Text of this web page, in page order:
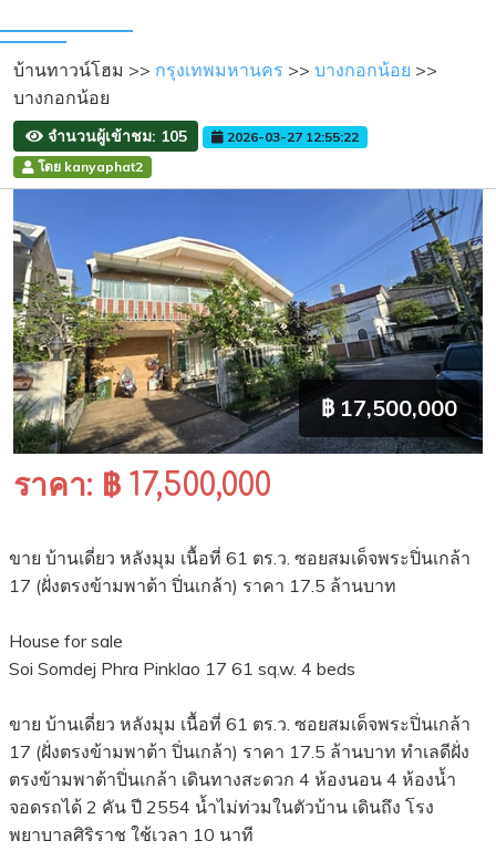
บ้านทาวน์โฮม >> กรุงเทพมหานคร >> บางกอกน้อย >>
บางกอกน้อย
จำนวนผู้เข้าชม: 105
2026-03-27 12:55:22
โดย kanyaphat2
฿ 17,500,000
ราคา: ฿ 17,500,000
ขาย บ้านเดี่ยว หลังมุม เนื้อที่ 61 ตร.ว. ซอยสมเด็จพระปิ่นเกล้า
17 (ฝั่งตรงข้ามพาต้า ปิ่นเกล้า) ราคา 17.5 ล้านบาท
House for sale
Soi Somdej Phra Pinklao 17 61 sq.w. 4 beds
ขาย บ้านเดี่ยว หลังมุม เนื้อที่ 61 ตร.ว. ซอยสมเด็จพระปิ่นเกล้า
17 (ฝั่งตรงข้ามพาต้า ปิ่นเกล้า) ราคา 17.5 ล้านบาท ทำเลดีฝั่ง
ตรงข้ามพาต้าปิ่นเกล้า เดินทางสะดวก 4 ห้องนอน 4 ห้องน้ำ
จอดรถได้ 2 คัน ปี 2554 น้ำไม่ท่วมในตัวบ้าน เดินถึง โรง
พยาบาลศิริราช ใช้เวลา 10 นาที